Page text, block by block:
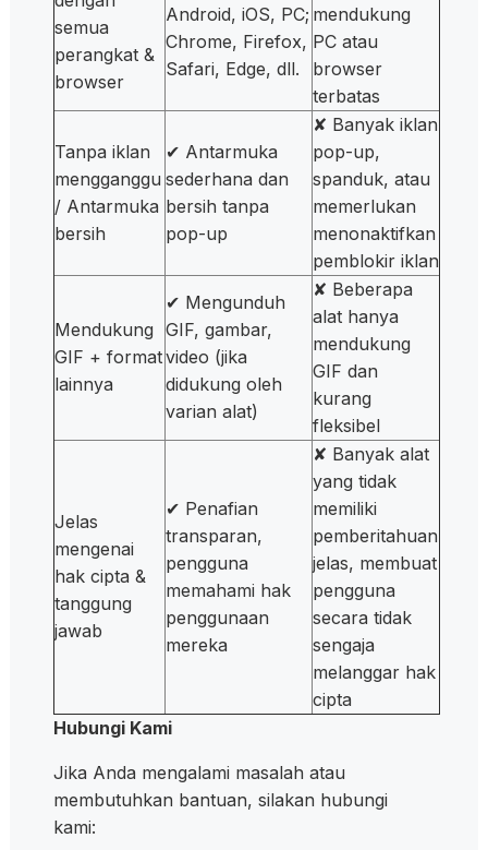
semua
perangkat &
browser
Android, iOS, PC;
Chrome, Firefox,
Safari, Edge, dll.
mendukung
PC atau
browser
terbatas
Tanpa iklan
mengganggu
/ Antarmuka
bersih
✔ Antarmuka
sederhana dan
bersih tanpa
pop-up
✘ Banyak iklan
pop-up,
spanduk, atau
memerlukan
menonaktifkan
pemblokir iklan
Mendukung
GIF + format
lainnya
✔ Mengunduh
GIF, gambar,
video (jika
didukung oleh
varian alat)
✘ Beberapa
alat hanya
mendukung
GIF dan
kurang
fleksibel
Jelas
mengenai
hak cipta &
tanggung
jawab
✔ Penafian
transparan,
pengguna
memahami hak
penggunaan
mereka
✘ Banyak alat
yang tidak
memiliki
pemberitahuan
jelas, membuat
pengguna
secara tidak
sengaja
melanggar hak
cipta
Hubungi Kami
Jika Anda mengalami masalah atau
membutuhkan bantuan, silakan hubungi
kami: